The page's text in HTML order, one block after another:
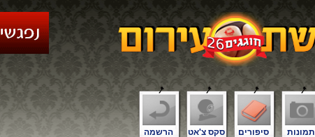
תמונות סיפורים סקס צ'אט הרשמה